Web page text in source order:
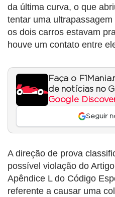
da última curva, o que
tentar uma
os dois carros estavam
houve um contato entre
Faça o
de notícias no
Google Discover
Seguir
A direção de prova
possível violação do
Apêndice L do Código
referente a causar uma